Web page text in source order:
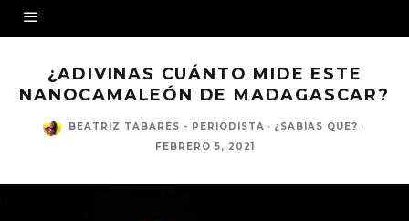
¿ADIVINAS CUÁNTO MIDE ESTE
NANOCAMALEÓN DE MADAGASCAR?
BEATRIZ TABARÉS - PERIODISTA · ¿SABÍAS QUE? ·
FEBRERO 5, 2021